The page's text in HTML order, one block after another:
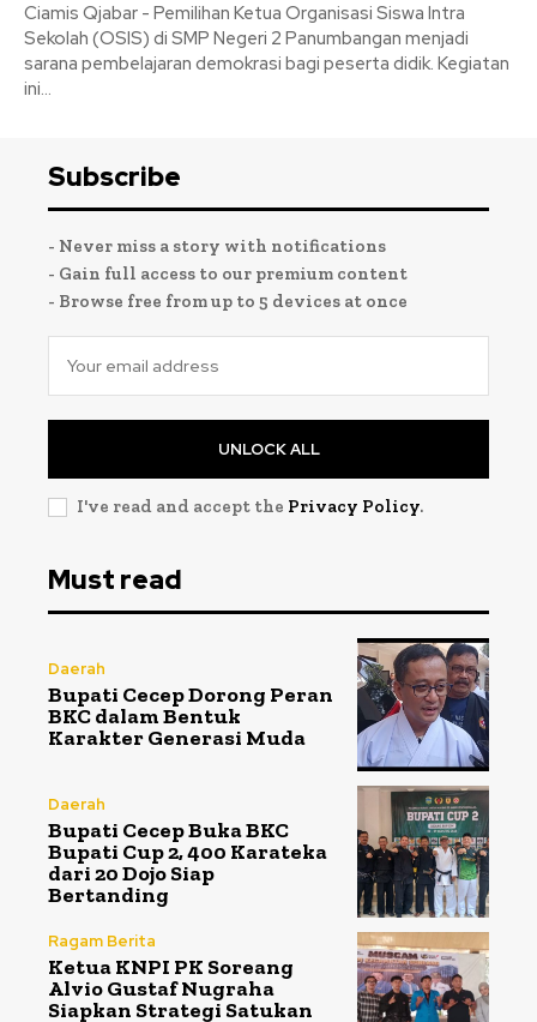
Ciamis Qjabar - Pemilihan Ketua Organisasi Siswa Intra
Sekolah (OSIS) di SMP Negeri 2 Panumbangan menjadi
sarana pembelajaran demokrasi bagi peserta didik. Kegiatan
ini...
Subscribe
- Never miss a story with notifications
- Gain full access to our premium content
- Browse free from up to 5 devices at once
UNLOCK ALL
I've read and accept the Privacy Policy.
Must read
Daerah
Bupati Cecep Dorong Peran
BKC dalam Bentuk
Karakter Generasi Muda
Daerah
Bupati Cecep Buka BKC
Bupati Cup 2, 400 Karateka
dari 20 Dojo Siap
Bertanding
Ragam Berita
Ketua KNPI PK Soreang
Alvio Gustaf Nugraha
Siapkan Strategi Satukan